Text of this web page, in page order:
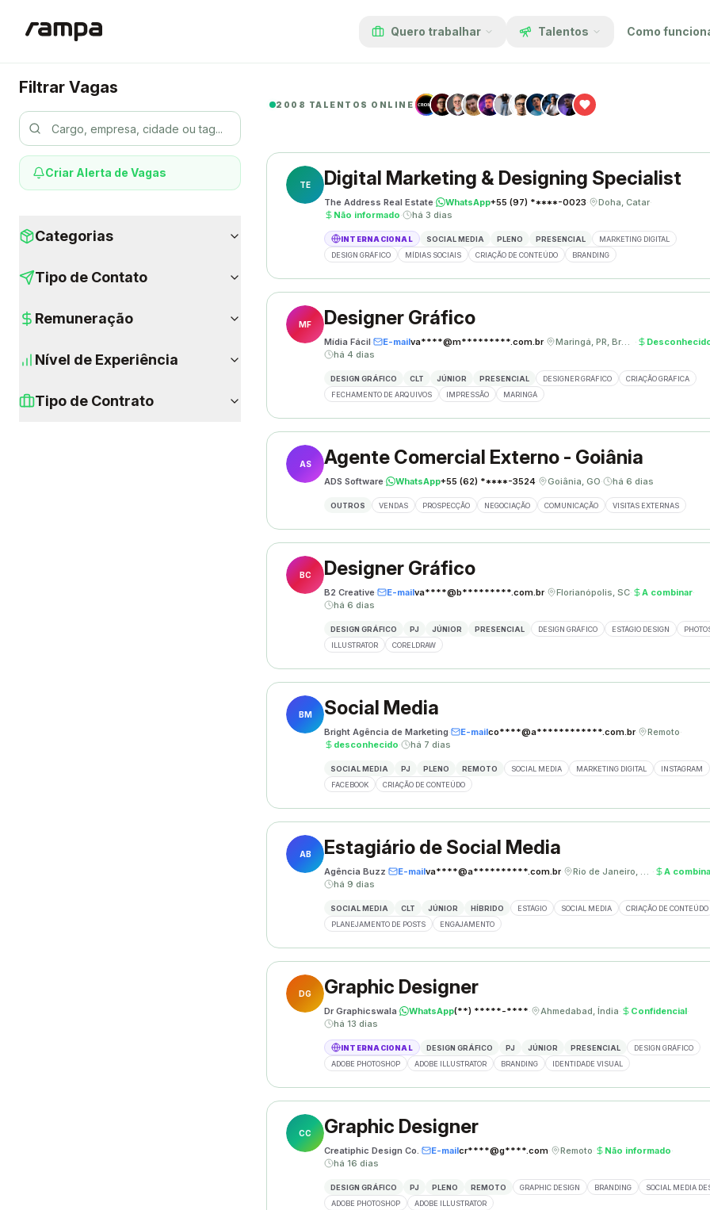
Quero trabalhar Talentos Como
Filtrar Vagas
Criar Alerta de Vagas
Categorias
Tipo de Contato
Remuneração
Nível de Experiência
Tipo de Contrato
2008 TALENTOS ONLINE
TE Digital Marketing & Designing Specialist
The Address Real Estate· WhatsApp+55 (97) *****-0023· Doha, Catar·
Não informado· há 3 dias
INTERNACIONAL SOCIAL MEDIA PLENO PRESENCIAL
MARKETING DIGITAL
DESIGN GRÁFICO
MÍDIAS SOCIAIS CRIAÇÃO DE CONTEÚDO BRANDING
MF Designer Gráfico
Mídia Fácil· E-mailva****@m*********.com.br· Maringá, PR, Brasil ·
há 4 dias
DESIGN GRÁFICO CLT JÚNIOR PRESENCIAL DESIGNER GRÁFICO
CRIAÇÃO GRÁFICA
FECHAMENTO DE ARQUIVOS
IMPRESSÃO MARINGÁ
AS Agente Comercial Externo - Goiânia
ADS Software· WhatsApp+55 (62) *****-3524· Goiânia, GO· há 6 dias
OUTROS VENDAS PROSPECÇÃO NEGOCIAÇÃO COMUNICAÇÃO VISITAS EXTERNAS
BC Designer Gráfico
B2 Creative· E-mailva****@b*********.com.br· Florianópolis, SC· A combinar·
há 6 dias
DESIGN GRÁFICO PJ JÚNIOR PRESENCIAL DESIGN GRÁFICO ESTÁGIO DESIGN
ILLUSTRATOR
CORELDRAW
BM Social Media
Bright Agência de Marketing· E-mailco****@a************.com.br· Remoto·
desconhecido· há 7 dias
SOCIAL MEDIA PJ PLENO REMOTO SOCIAL MEDIA MARKETING DIGITAL
INSTAGRAM
FACEBOOK
CRIAÇÃO DE CONTEÚDO
AB Estagiário de Social Media
Agência Buzz· E-mailva****@a**********.com.br· Rio de Janeiro, Brasil ·
A
há 9 dias
SOCIAL MEDIA CLT JÚNIOR HÍBRIDO ESTÁGIO SOCIAL MEDIA
CRIAÇÃO DE CONTEÚDO
PLANEJAMENTO DE POSTS
ENGAJAMENTO
DG Graphic Designer
Dr Graphicswala· WhatsApp(**) *****-****· Ahmedabad, Índia· Confidencial·
há 13 dias
INTERNACIONAL DESIGN GRÁFICO PJ JÚNIOR PRESENCIAL
DESIGN GRÁFICO
ADOBE PHOTOSHOP
ADOBE ILLUSTRATOR BRANDING IDENTIDADE VISUAL
CC Graphic Designer
Creatiphic Design Co.· E-mailcr****@g****.com· Remoto· Não informado·
há 16 dias
DESIGN GRÁFICO PJ PLENO REMOTO GRAPHIC DESIGN BRANDING
SOCIAL MEDIA
ADOBE PHOTOSHOP
ADOBE ILLUSTRATOR